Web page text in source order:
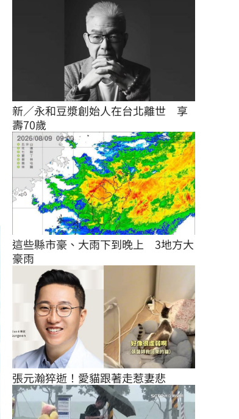
新／永和豆漿創始人在台北離世　享
壽70歲
這些縣市豪、大雨下到晚上　3地方大
豪雨
張元瀚猝逝！愛貓跟著走惹妻悲